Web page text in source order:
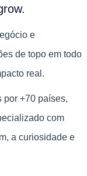
e
de topo em todo
real.
por +70 países,
com
a curiosidade e